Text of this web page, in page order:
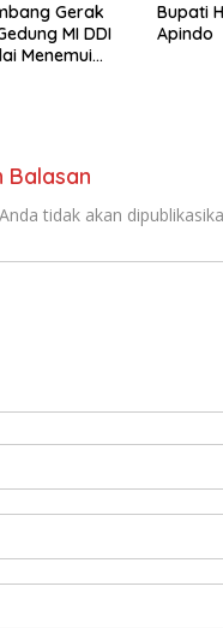
Gerak
MI DDI
Menemui
Bupati
Apindo
Balasan
tidak akan